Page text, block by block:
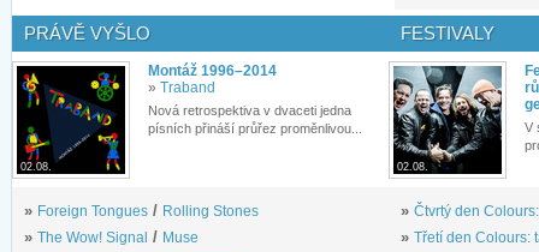
PRÁVĚ VYŠLO
02.08.
Montáž 1996–2014
» Traband
Nová retrospektiva v dvaceti jedna
písních přináší průřez proměnlivou...
» Foreign Tongues / Rolling Stones
» The Wow! Signal / Muse
FESTIVALY
02.08.
V
» Čtvrtý den
» Třetí den Colours: